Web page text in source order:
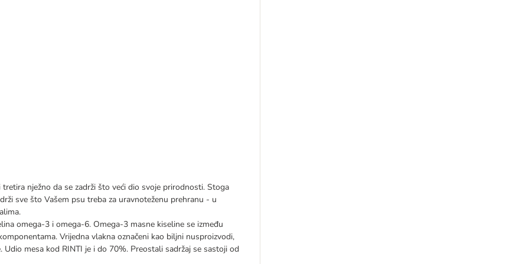
nježno da se zadrži što veći dio svoje prirodnosti. Stoga
sve što Vašem psu treba za uravnoteženu prehranu - u
omega-3 i omega-6. Omega-3 masne kiseline se između
Vrijedna vlakna označeni kao biljni nusproizvodi,
mesa kod RINTI je i do 70%. Preostali sadržaj se sastoji od